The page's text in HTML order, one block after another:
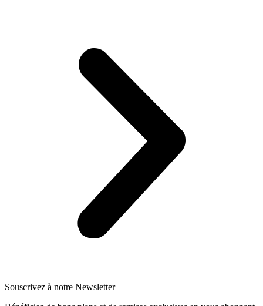
Souscrivez à notre Newsletter